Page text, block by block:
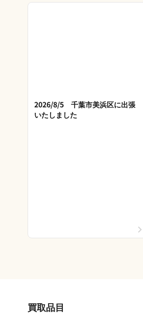
2026/8/5 千葉市美浜区に出張
いたしました
買取品目